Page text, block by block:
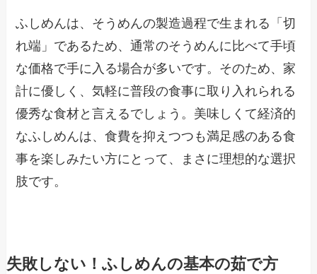
ふしめんは、そうめんの製造過程で生まれる「切
れ端」であるため、通常のそうめんに比べて手頃
な価格で手に入る場合が多いです。そのため、家
計に優しく、気軽に普段の食事に取り入れられる
優秀な食材と言えるでしょう。美味しくて経済的
なふしめんは、食費を抑えつつも満足感のある食
事を楽しみたい方にとって、まさに理想的な選択
肢です。
失敗しない！ふしめんの基本の茹で方